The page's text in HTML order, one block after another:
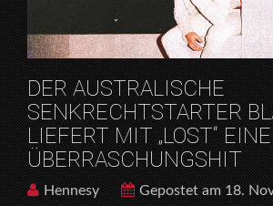
DER AUSTRALISCHE
SENKRECHTSTARTER
LIEFERT MIT „LOST“
ÜBERRASCHUNGSHIT
Hennesy Gepostet am 18.